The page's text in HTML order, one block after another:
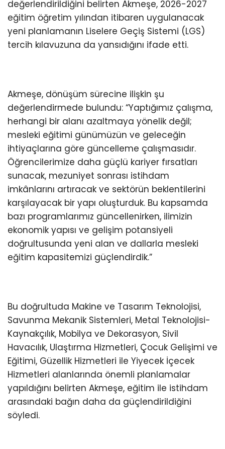
değerlendirildiğini belirten Akmeşe, 2026-2027
eğitim öğretim yılından itibaren uygulanacak
yeni planlamanın Liselere Geçiş Sistemi (LGS)
tercih kılavuzuna da yansıdığını ifade etti.
Akmeşe, dönüşüm sürecine ilişkin şu
değerlendirmede bulundu: “Yaptığımız çalışma,
herhangi bir alanı azaltmaya yönelik değil;
mesleki eğitimi günümüzün ve geleceğin
ihtiyaçlarına göre güncelleme çalışmasıdır.
Öğrencilerimize daha güçlü kariyer fırsatları
sunacak, mezuniyet sonrası istihdam
imkânlarını artıracak ve sektörün beklentilerini
karşılayacak bir yapı oluşturduk. Bu kapsamda
bazı programlarımız güncellenirken, ilimizin
ekonomik yapısı ve gelişim potansiyeli
doğrultusunda yeni alan ve dallarla mesleki
eğitim kapasitemizi güçlendirdik.”
Bu doğrultuda Makine ve Tasarım Teknolojisi,
Savunma Mekanik Sistemleri, Metal Teknolojisi-
Kaynakçılık, Mobilya ve Dekorasyon, Sivil
Havacılık, Ulaştırma Hizmetleri, Çocuk Gelişimi ve
Eğitimi, Güzellik Hizmetleri ile Yiyecek İçecek
Hizmetleri alanlarında önemli planlamalar
yapıldığını belirten Akmeşe, eğitim ile istihdam
arasındaki bağın daha da güçlendirildiğini
söyledi.